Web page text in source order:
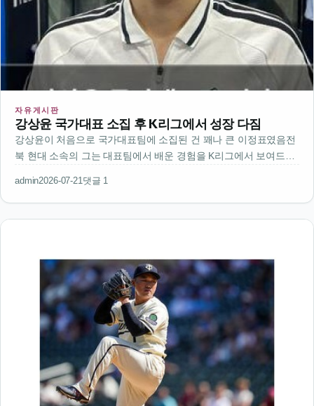
자유게시판
강상윤 국가대표 소집 후 K리그에서 성장 다짐
강상윤이 처음으로 국가대표팀에 소집된 건 꽤나 큰 이정표였음전
북 현대 소속의 그는 대표팀에서 배운 경험을 K리그에서 보여드리
이 될 거 같아경기 운영이나 팀워크 같은 걸 직접 느껴봤으니 그걸
바탕으로 더 나은 플…
admin2026-07-21 댓글 1